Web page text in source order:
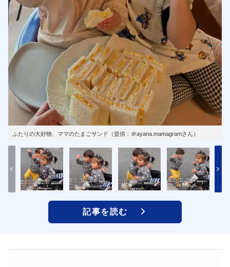
ふたりの大好物、ママのたまごサンド（提供：＠ayana.mamagramさん）
記事を読む